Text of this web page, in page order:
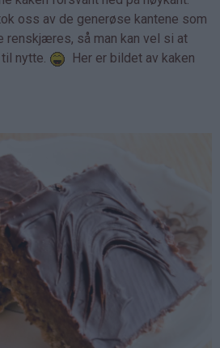
oss av de generøse kantene som
renskjæres, så man kan vel si at
nytte.
Her er bildet av kaken